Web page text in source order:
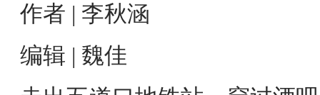
作者 | 李秋涵
编辑 | 魏佳